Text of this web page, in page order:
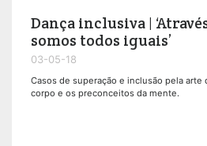
Dança inclusiva |
somos todos iguais’
03-05-18
Casos de superação e inclusão pela
corpo e os preconceitos da mente.